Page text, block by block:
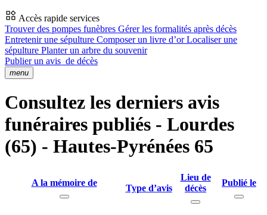
Accès rapide services
Trouver des pompes funèbres Gérer les formalités après décès
Entretenir une sépulture Composer un livre d’orLocaliser une
sépulture Planter un arbre du souvenir
Publier un avis de décès
menu
Consultez les derniers avis
funéraires publiés - Lourdes
(65) - Hautes-Pyrénées 65
A la mémoire de
Type d’avis
Lieu de
décès
Publié le